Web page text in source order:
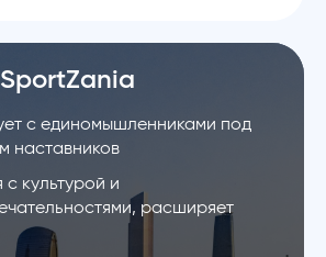
с единомышленниками под
наставников
с культурой и
расширяет